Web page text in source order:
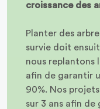
croissance des
Planter des
survie doit
nous replantons
afin de garantir
90%. Nos
sur 3 ans afin